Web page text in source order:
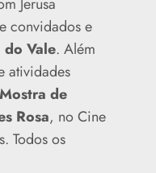
convidados e
do Vale. Além
atividades
Mostra de
Rosa, no Cine
Todos os